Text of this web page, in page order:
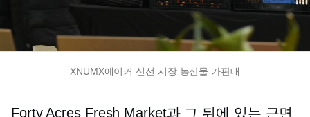
XNUMX에이커 신선 시장 농산물 가판대
Forty Acres Fresh Market과 그 뒤에 있는 근면